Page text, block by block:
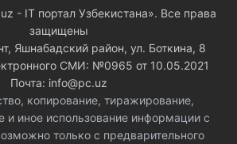
- IT портал Узбекистана». Все права
защищены
Яшнабадский район, ул. Боткина, 8
СМИ: №0965 от 10.05.2021
Почта: info@pc.uz
копирование, тиражирование,
и иное использование информации с
только с предварительного